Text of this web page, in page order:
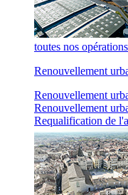
toutes nos
Renouvellement
Renouvellement
Renouvellement
Requalification de